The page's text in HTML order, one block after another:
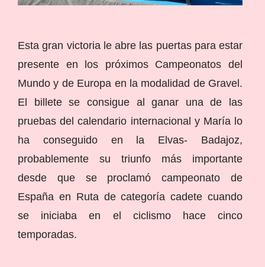
Esta gran victoria le abre las puertas para estar
presente en los próximos Campeonatos del
Mundo y de Europa en la modalidad de Gravel.
El billete se consigue al ganar una de las
pruebas del calendario internacional y María lo
ha conseguido en la Elvas- Badajoz,
probablemente su triunfo más importante
desde que se proclamó campeonato de
España en Ruta de categoría cadete cuando
se iniciaba en el ciclismo hace cinco
temporadas.